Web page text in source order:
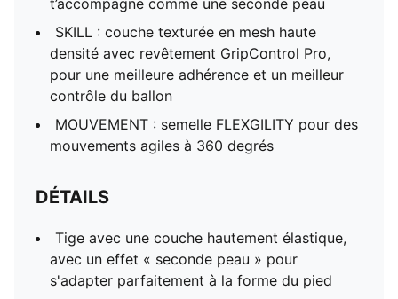
t’accompagne comme une seconde peau
SKILL : couche texturée en mesh haute
densité avec revêtement GripControl Pro,
pour une meilleure adhérence et un meilleur
contrôle du ballon
MOUVEMENT : semelle FLEXGILITY pour des
mouvements agiles à 360 degrés
DÉTAILS
Tige avec une couche hautement élastique,
avec un effet « seconde peau » pour
s'adapter parfaitement à la forme du pied